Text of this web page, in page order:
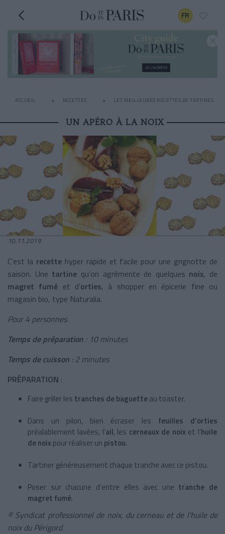
FR
ACCUEIL RECETTES LES MEILLEURES RECETTES DE TARTINES
UN APÉRO À LA NOIX
10.11.2019
C’est la recettehyper rapide et facile pour une grignotte de
saison. Une tartine qu’on agrémente de quelques noix, de
magret fumé et d’orties, à shopper en épicerie fine ou
magasin bio, type Naturalia.
Pour 4 personnes.
Temps de préparation : 10 minutes
Temps de cuisson : 2 minutes
PRÉPARATION :
Faire griller les tranches de baguetteau toaster.
Dans un pilon, bien écraser les feuilles d’orties
préalablement lavées, l’ail, les cerneaux de noix et l’huile
de noix pour réaliser un pistou.
Tartiner généreusement chaque tranche avec ce pistou.
Poser sur chacune d’entre elles avec une tranche de
magret fumé.
© Syndicat professionnel de noix, du cerneau et de l'huile de
noix du Périgord